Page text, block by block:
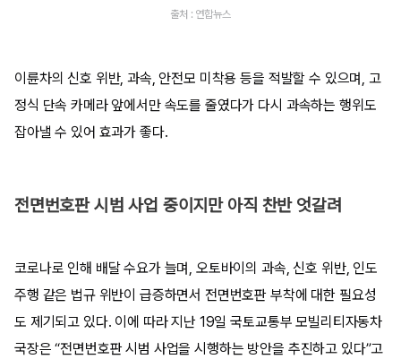
출처 : 연합뉴스
이륜차의 신호 위반, 과속, 안전모 미착용 등을 적발할 수 있으며, 고
정식 단속 카메라 앞에서만 속도를 줄였다가 다시 과속하는 행위도
잡아낼 수 있어 효과가 좋다.
전면번호판 시범 사업 중이지만 아직 찬반 엇갈려
코로나로 인해 배달 수요가 늘며, 오토바이의 과속, 신호 위반, 인도
주행 같은 법규 위반이 급증하면서 전면번호판 부착에 대한 필요성
도 제기되고 있다. 이에 따라 지난 19일 국토교통부 모빌리티자동차
국장은 “전면번호판 시범 사업을 시행하는 방안을 추진하고 있다”고